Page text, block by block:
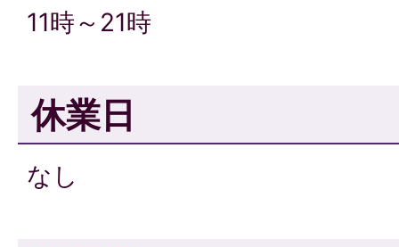
11時～21時
休業日
なし